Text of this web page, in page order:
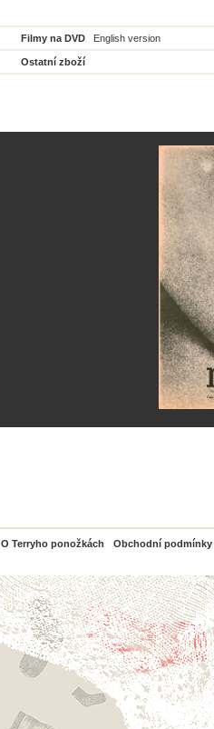
Filmy na DVD English version
Ostatní zboží
O Terryho ponožkách Obchodní podmínky
PayPal